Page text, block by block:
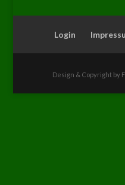
Login
Design & Copyright by